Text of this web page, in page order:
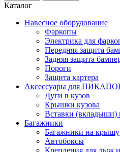
Каталог
Навесное оборудование
Фаркопы
Электрика для
Передняя защита
Задняя защита
Пороги
Защита картера
Аксессуары для
Дуги в кузов
Крышки кузова
Вставки (вкладыши)
Багажники
Багажники на крышу
Автобоксы
Крепления для лыж